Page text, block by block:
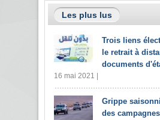
Les plus lus
Trois liens
le retrait à
documents
16 mai 2021 |
Grippe
des